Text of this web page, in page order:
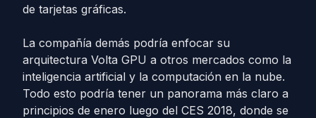
de tarjetas gráficas.
La compañía demás podría enfocar su
arquitectura Volta GPU a otros mercados como la
inteligencia artificial y la computación en la nube.
Todo esto podría tener un panorama más claro a
principios de enero luego del CES 2018, donde se